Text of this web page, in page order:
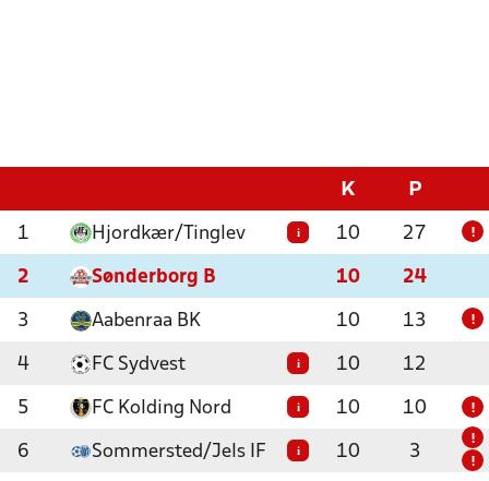
K P
1 Hjordkær/Tinglev i 10 27 !
2 Sønderborg B 10 24
3 Aabenraa BK 10 13 !
4 FC Sydvest i 10 12
5 FC Kolding Nord i 10 10 !
6 Sommersted/Jels IF i 10 3
!
!